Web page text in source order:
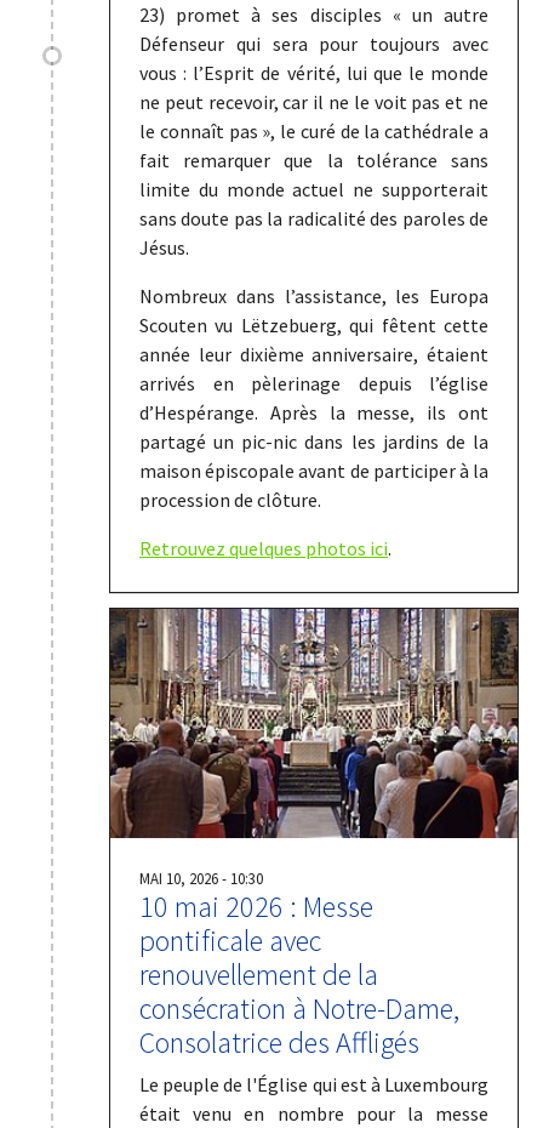
23) promet à ses disciples « un autre
Défenseur qui sera pour toujours avec
vous : l’Esprit de vérité, lui que le monde
ne peut recevoir, car il ne le voit pas et ne
le connaît pas », le curé de la cathédrale a
fait remarquer que la tolérance sans
limite du monde actuel ne supporterait
sans doute pas la radicalité des paroles de
Jésus.
Nombreux dans l’assistance, les Europa
Scouten vu Lëtzebuerg, qui fêtent cette
année leur dixième anniversaire, étaient
arrivés en pèlerinage depuis l’église
d’Hespérange. Après la messe, ils ont
partagé un pic-nic dans les jardins de la
maison épiscopale avant de participer à la
procession de clôture.
Retrouvez quelques photos ici.
MAI 10, 2026 - 10:30
10 mai 2026 : Messe
pontificale avec
renouvellement de la
consécration à Notre-Dame,
Consolatrice des Affligés
Le peuple de l'Église qui est à Luxembourg
était venu en nombre pour la messe